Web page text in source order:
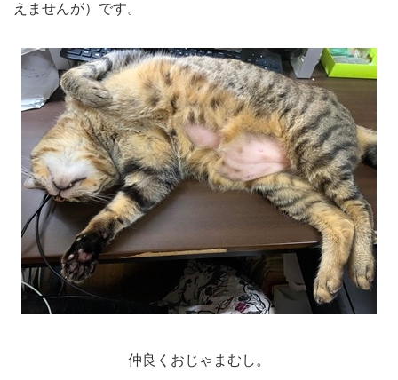
えませんが）です。
仲良くおじゃまむし。